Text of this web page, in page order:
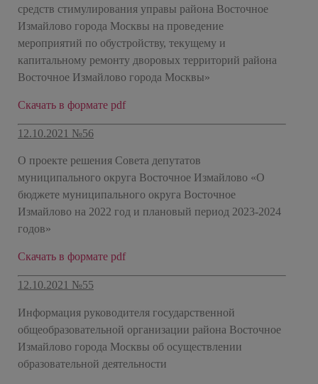
средств стимулирования управы района Восточное
Измайлово города Москвы на проведение
мероприятий по обустройству, текущему и
капитальному ремонту дворовых территорий района
Восточное Измайлово города Москвы»
Скачать в формате pdf
12.10.2021 №56
О проекте решения Совета депутатов
муниципального округа Восточное Измайлово «О
бюджете муниципального округа Восточное
Измайлово на 2022 год и плановый период 2023-2024
годов»
Скачать в формате pdf
12.10.2021 №55
Информация руководителя государственной
общеобразовательной организации района Восточное
Измайлово города Москвы об осуществлении
образовательной деятельности